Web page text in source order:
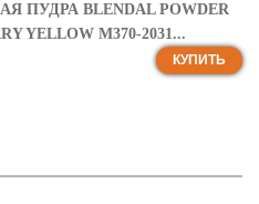
ПУДРА BLENDAL POWDER
YELLOW M370-2031...
КУПИТЬ